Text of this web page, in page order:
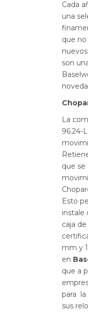
Cada
una
que
son
La
96.24-
que
Esto
instale
caja
mm y
en
que a
para
sus